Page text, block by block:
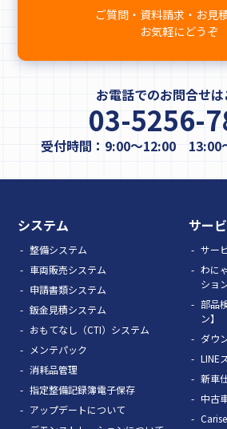
ご質問・資料請求・お見
お気軽にどうぞ
お電話でのお問合せは
03-5256-
受付時間：9:00～12:00 13:00
システム
整備システム
車両販売システム
申請書類システム
鈑金見積システム
おもてなし（CTI）システム
メンテパック
消耗品管理
指定整備記録簿電子保存
アップデートについて
サー
サー
わに
ション
部品
ン】
ダウ
LINE
新車
中古